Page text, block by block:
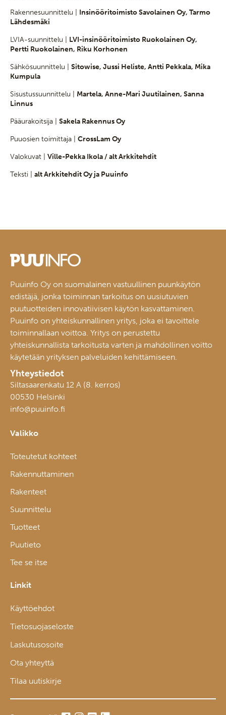
Rakennesuunnittelu | Insinööritoimisto Savolainen Oy, Tarmo
Lähdesmäki
LVIA-suunnittelu | LVI-insinööritoimisto Ruokolainen Oy,
Pertti Ruokolainen, Riku Korhonen
Sähkösuunnittelu | Sitowise, Jussi Heliste, Antti Pekkala, Mika
Kumpula
Sisustussuunnittelu | Martela, Anne-Mari Juutilainen, Sanna
Linnus
Pääurakoitsija | Sakela Rakennus Oy
Puuosien toimittaja | CrossLam Oy
Valokuvat | Ville-Pekka Ikola / alt Arkkitehdit
Teksti | alt Arkkitehdit Oy ja Puuinfo
Puuinfo Oy on suomalainen vastuullinen puunkäytön
edistäjä, jonka toiminnan tarkoitus on uusiutuvien
puutuotteiden innovatiivisen käytön kasvattaminen.
Puuinfo on yhteiskunnallinen yritys, joka ei tavoittele
toiminnallaan voittoa. Yritys on perustettu
yhteiskunnallista tarkoitusta varten ja mahdollinen voitto
käytetään yrityksen palveluiden kehittämiseen.
Yhteystiedot
Siltasaarenkatu 12 A (8. kerros)
00530 Helsinki
info@puuinfo.fi
Valikko
Toteutetut kohteet
Rakennuttaminen
Rakenteet
Suunnittelu
Tuotteet
Puutieto
Tee se itse
Linkit
Käyttöehdot
Tietosuojaseloste
Laskutusosoite
Ota yhteyttä
Tilaa uutiskirje